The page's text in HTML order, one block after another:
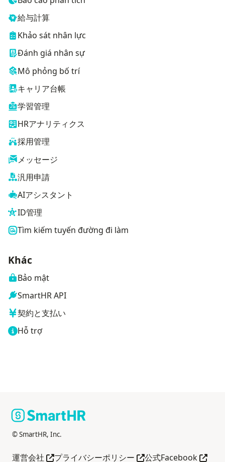
給与計算
Khảo sát nhân lực
Đánh giá nhân sự
Mô phỏng bố trí
キャリア台帳
学習管理
HRアナリティクス
採用管理
メッセージ
汎用申請
AIアシスタント
ID管理
Tìm kiếm tuyến đường đi làm
Khác
Bảo mật
SmartHR API
契約と支払い
Hỗ trợ
© SmartHR, Inc.
運営会社 Mở trong tab mới
プライバシーポリシー Mở trong tab mới
公式FacebookMở